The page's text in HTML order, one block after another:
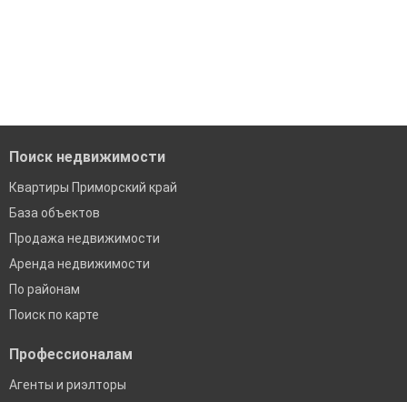
Поиск недвижимости
Квартиры Приморский край
База объектов
Продажа недвижимости
Аренда недвижимости
По районам
Поиск по карте
Профессионалам
Агенты и риэлторы